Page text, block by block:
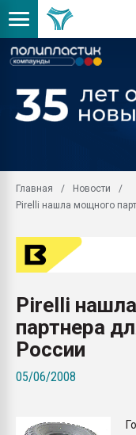
Главная
Новости
Pirelli нашла мощного
Pirelli
партнера
России
05/06/2008